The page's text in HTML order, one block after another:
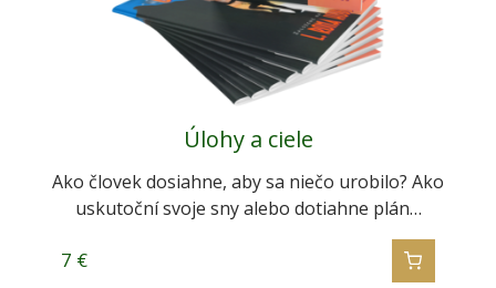
Úlohy a ciele
Ako človek dosiahne, aby sa niečo urobilo? Ako
uskutoční svoje sny alebo dotiahne plán…
7 €